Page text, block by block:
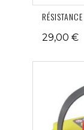
29,00 €